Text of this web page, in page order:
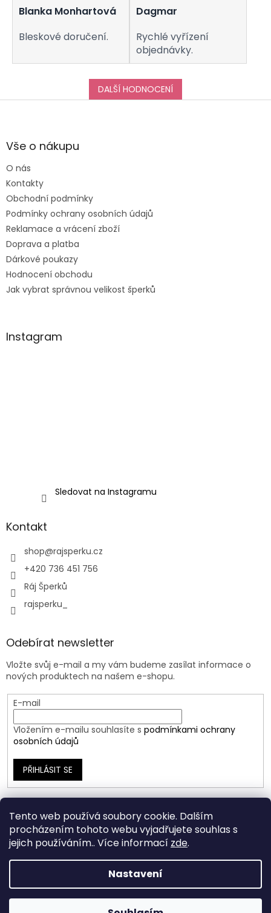
Tento web používá soubory cookie. Dalším
procházením tohoto webu vyjadřujete souhlas s
jejich používáním.. Více informací zde.
Nastavení
Blanka Monhartová
Bleskové doručení.
Dagmar
Rychlé vyřízení
objednávky.
DALŠÍ HODNOCENÍ
Z
aVše o nákupu
O nás
Kontakty
Obchodní podmínky
Podmínky ochrany osobních údajů
Reklamace a vrácení zboží
Doprava a platba
Dárkové poukazy
Hodnocení obchodu
Jak vybrat správnou velikost šperků
Instagram
Sledovat na Instagramu
Kontakt
shop@rajsperku.cz
+420 736 451 756
Ráj Šperků
rajsperku_
Odebírat newsletter
Vložte svůj e-mail a my vám budeme zasílat informace o
nových produktech na našem e-shopu.
E-mail
Vložením e-mailu souhlasíte s podmínkami ochrany
osobních údajů
PŘIHLÁSIT SE
Vytvořil Shoptet